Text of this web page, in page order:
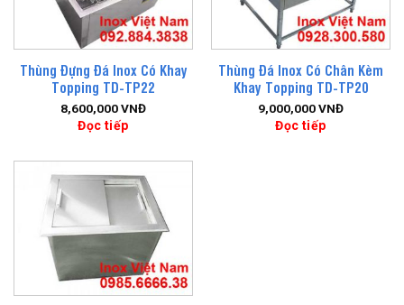
Thùng Đựng Đá Inox Có Khay
Topping TD-TP22
8,600,000VNĐ
Đọc tiếp
Thùng Đá Inox Có Chân Kèm
Khay Topping TD-TP20
9,000,000VNĐ
Đọc tiếp